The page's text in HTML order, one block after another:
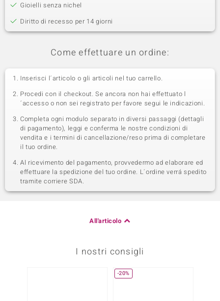
Gioielli senza nichel
Diritto di recesso per 14 giorni
Come effettuare un ordine:
Inserisci l´articolo o gli articoli nel tuo carrello.
Procedi con il checkout. Se ancora non hai effettuato l
´accesso o non sei registrato per favore segui le indicazioni.
Completa ogni modulo separato in diversi passaggi (dettagli
di pagamento), leggi e conferma le nostre condizioni di
vendita e i termini di cancellazione/reso prima di completare
il tuo ordine.
Al ricevimento del pagamento, provvedermo ad elaborare ed
effettuare la spedizione del tuo ordine. L´ordine verrá spedito
tramite corriere SDA.
All'articolo
I nostri consigli
-20%